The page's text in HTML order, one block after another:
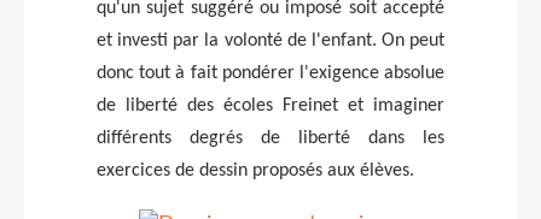
qu'un sujet suggéré ou imposé soit accepté
et investi par la volonté de l'enfant. On peut
donc tout à fait pondérer l'exigence absolue
de liberté des écoles Freinet et imaginer
différents degrés de liberté dans les
exercices de dessin proposés aux élèves.